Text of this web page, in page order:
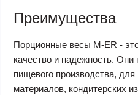
Преимущества
Порционные весы M-ER -
качество и надежность. Они
пищевого производства,
материалов, кондитерских